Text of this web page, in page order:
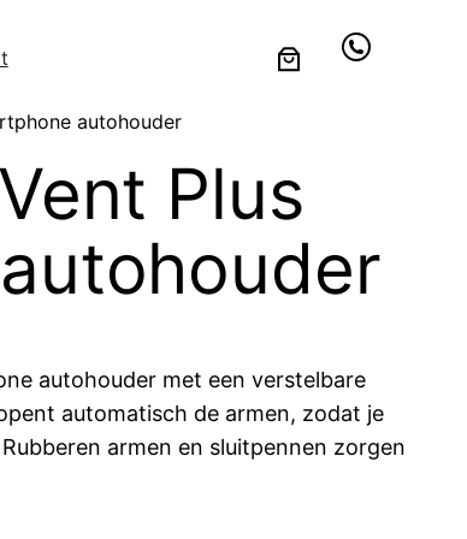
autohouder
Plus
autohouder met een verstelbare
automatisch de armen, zodat je
armen en sluitpennen zorgen